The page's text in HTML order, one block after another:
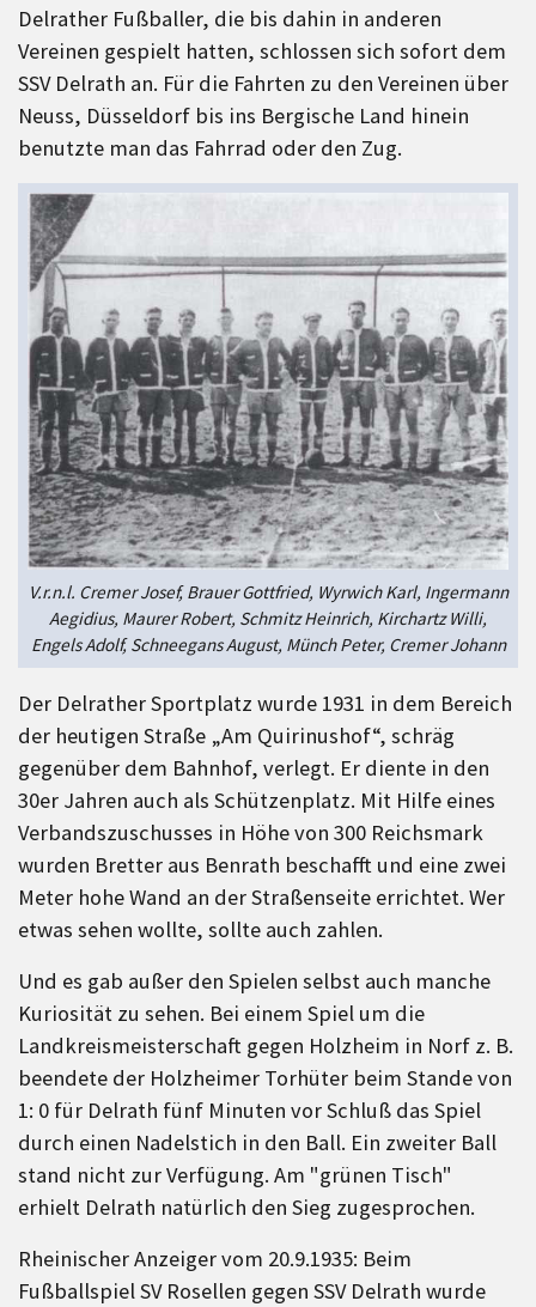
Delrather Fußballer, die bis dahin in anderen
Vereinen gespielt hatten, schlossen sich sofort dem
SSV Delrath an. Für die Fahrten zu den Vereinen über
Neuss, Düsseldorf bis ins Bergische Land hinein
benutzte man das Fahrrad oder den Zug.
V.r.n.l. Cremer Josef, Brauer Gottfried, Wyrwich Karl, Ingermann
Aegidius, Maurer Robert, Schmitz Heinrich, Kirchartz Willi,
Engels Adolf, Schneegans August, Münch Peter, Cremer Johann
Der Delrather Sportplatz wurde 1931 in dem Bereich
der heutigen Straße „Am Quirinushof“, schräg
gegenüber dem Bahnhof, verlegt. Er diente in den
30er Jahren auch als Schützenplatz. Mit Hilfe eines
Verbandszuschusses in Höhe von 300 Reichsmark
wurden Bretter aus Benrath beschafft und eine zwei
Meter hohe Wand an der Straßenseite errichtet. Wer
etwas sehen wollte, sollte auch zahlen.
Und es gab außer den Spielen selbst auch manche
Kuriosität zu sehen. Bei einem Spiel um die
Landkreismeisterschaft gegen Holzheim in Norf z. B.
beendete der Holzheimer Torhüter beim Stande von
1: 0 für Delrath fünf Minuten vor Schluß das Spiel
durch einen Nadelstich in den Ball. Ein zweiter Ball
stand nicht zur Verfügung. Am "grünen Tisch"
erhielt Delrath natürlich den Sieg zugesprochen.
Rheinischer Anzeiger vom 20.9.1935: Beim
Fußballspiel SV Rosellen gegen SSV Delrath wurde